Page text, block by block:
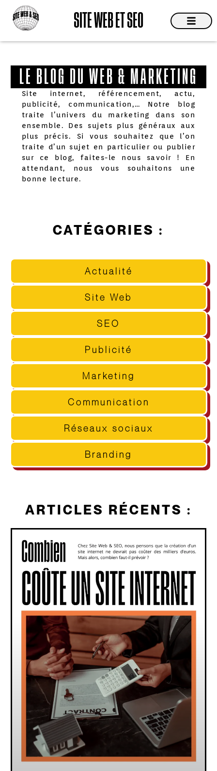
contenu
SITE WEB ET SEO
LE BLOG DU WEB & MARKETING
Site internet, référencement, actu,
publicité, communication,… Notre blog
traite l’univers du marketing dans son
ensemble. Des sujets plus généraux aux
plus précis. Si vous souhaitez que l’on
traite d’un sujet en particulier ou publier
sur ce blog, faites-le nous savoir ! En
attendant, nous vous souhaitons une
bonne lecture.
CATÉGORIES :
Actualité
Site Web
SEO
Publicité
Marketing
Communication
Réseaux sociaux
Branding
ARTICLES RÉCENTS :